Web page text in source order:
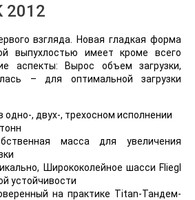
2012
взгляда. Новая гладкая форма
выпухлостью имеет кроме всего
аспекты: Вырос объем загрузки,
– для оптимальной загрузки
одно-, двух-, трехосном исполнении
масса для увеличения
Ширококолейное шасси Fliegl
устойчивости
на практике Titan-Тандем-